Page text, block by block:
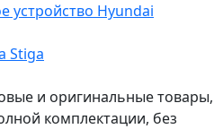
устройство Hyundai
Stiga
и оригинальные товары,
комплектации, без